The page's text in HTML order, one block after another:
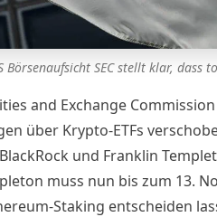
Börsenaufsicht SEC stellt klar,
and Exchange
über Krypto-ETFs
und Franklin
muss nun bis zum 13.
Staking entscheiden